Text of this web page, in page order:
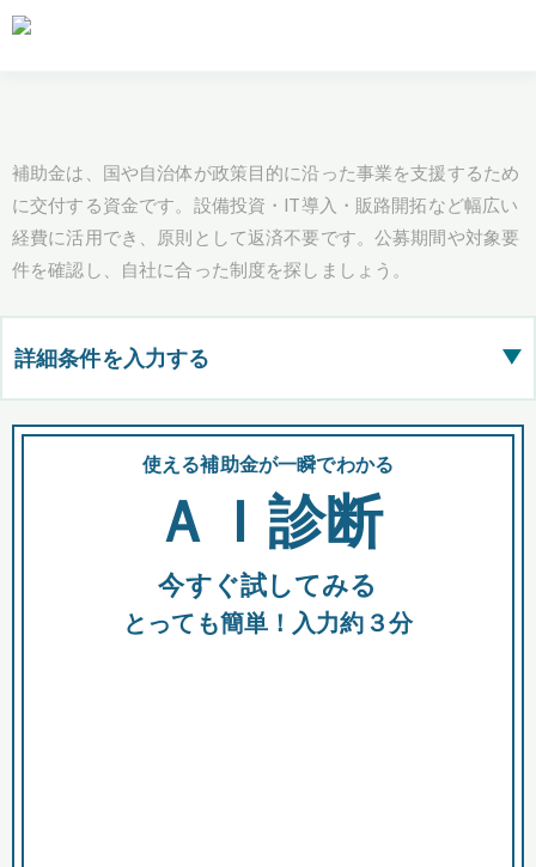
補助金は、国や自治体が政策目的に沿った事業を支援するため
に交付する資金です。設備投資・IT導入・販路開拓など幅広い
経費に活用でき、原則として返済不要です。公募期間や対象要
件を確認し、自社に合った制度を探しましょう。
詳細条件を入力する ▶
都道府県
全国の検索結果を含めて表示
助成金 融資 出資
使える補助金が一瞬でわかる
ＡＩ診断
今すぐ試してみる
とっても簡単！入力約３分